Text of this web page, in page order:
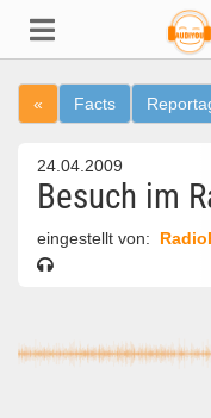
« Facts
24.04.2009
Besuch im
eingestellt von: